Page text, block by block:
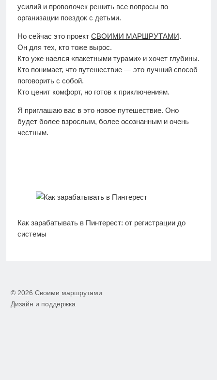
усилий и проволочек решить все вопросы по
организации поездок с детьми.
Но сейчас это проект СВОИМИ МАРШРУТАМИ.
Он для тех, кто тоже вырос.
Кто уже наелся «пакетными турами» и хочет глубины.
Кто понимает, что путешествие — это лучший способ
поговорить с собой.
Кто ценит комфорт, но готов к приключениям.
Я приглашаю вас в это новое путешествие. Оно
будет более взрослым, более осознанным и очень
честным.
Как зарабатывать в Пинтерест: от регистрации до
системы
© 2026 Своими маршрутами
Дизайн и поддержка